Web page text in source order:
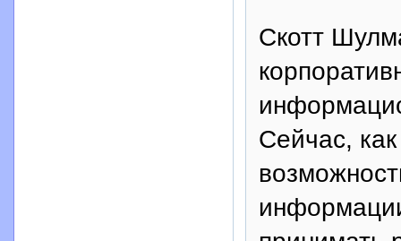
Скотт
Сейчас,